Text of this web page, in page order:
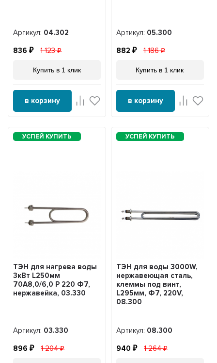
Артикул: 04.302
836 1 123
Купить в 1 клик
в корзину
Артикул: 05.300
882 1 186
Купить в 1 клик
в корзину
ТЭН для нагрева воды
3кВт L250мм
70A8,0/6,0 P 220 Ф7,
нержавейка, 03.330
Артикул: 03.330
896 1 204
ТЭН для воды 3000W,
нержавеющая сталь,
клеммы под винт,
L295мм, Ф7, 220V,
08.300
Артикул: 08.300
940 1 264